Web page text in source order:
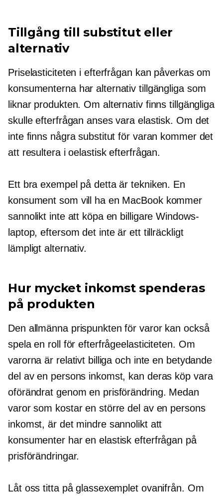
Tillgång till substitut eller
alternativ
Priselasticiteten i efterfrågan kan påverkas om
konsumenterna har alternativ tillgängliga som
liknar produkten. Om alternativ finns tillgängliga
skulle efterfrågan anses vara elastisk. Om det
inte finns några substitut för varan kommer det
att resultera i oelastisk efterfrågan.
Ett bra exempel på detta är tekniken. En
konsument som vill ha en MacBook kommer
sannolikt inte att köpa en billigare Windows-
laptop, eftersom det inte är ett tillräckligt
lämpligt alternativ.
Hur mycket inkomst spenderas
på produkten
Den allmänna prispunkten för varor kan också
spela en roll för efterfrågeelasticiteten. Om
varorna är relativt billiga och inte en betydande
del av en persons inkomst, kan deras köp vara
oförändrat genom en prisförändring. Medan
varor som kostar en större del av en persons
inkomst, är det mindre sannolikt att
konsumenter har en elastisk efterfrågan på
prisförändringar.
Låt oss titta på glassexemplet ovanifrån. Om